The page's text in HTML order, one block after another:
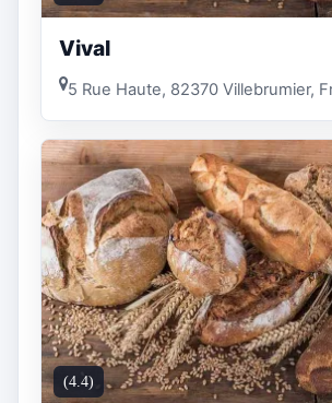
Vival
5 Rue Haute, 82370 Villebrumier,
(4.4)